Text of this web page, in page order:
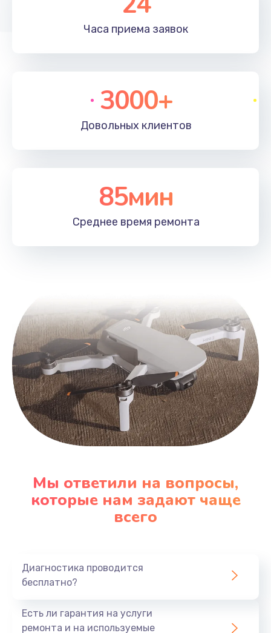
Часа приема заявок
3000+
Довольных клиентов
85мин
Среднее время ремонта
Мы ответили на вопросы,
которые нам задают чаще
всего
Диагностика проводится
бесплатно?
Есть ли гарантия на услуги
ремонта и на используемые